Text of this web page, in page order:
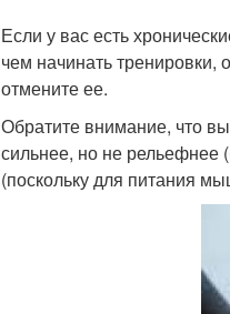
Если у вас есть
чем начинать тренировки,
отмените ее.
Обратите внимание, что
сильнее, но не рельефнее
(поскольку для питания